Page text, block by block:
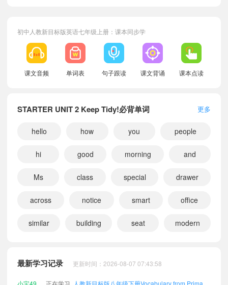
初中人教新目标版英语七年级上册：课本同步学
课文音频 单词表 句子跟读 课文背诵 课本点读
STARTER UNIT 2 Keep Tidy!必背单词 更多
hello how you people
hi good morning and
Ms class special drawer
across notice smart office
similar building seat modern
最新学习记录 更新时间：2026-08-07 07:43:58
小宝236175
小宝491980
正在学习
正在学习